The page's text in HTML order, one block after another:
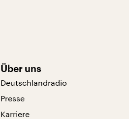
Über uns
Deutschlandradio
Presse
Karriere